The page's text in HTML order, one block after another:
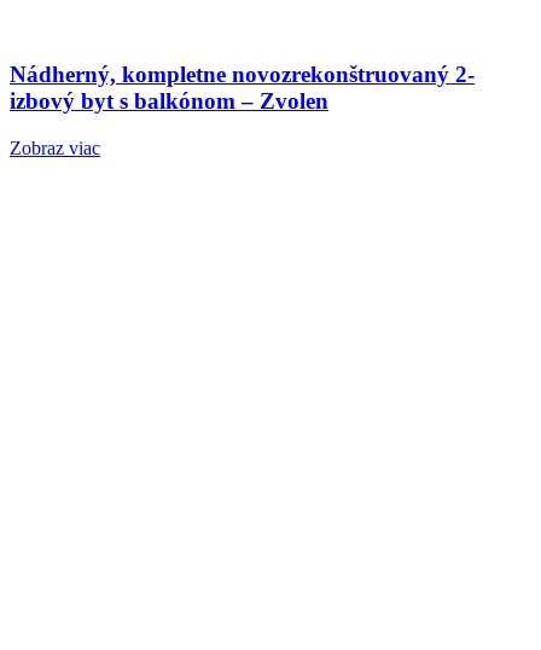
Nádherný, kompletne novozrekonštruovaný 2-
izbový byt s balkónom – Zvolen
Zobraz viac